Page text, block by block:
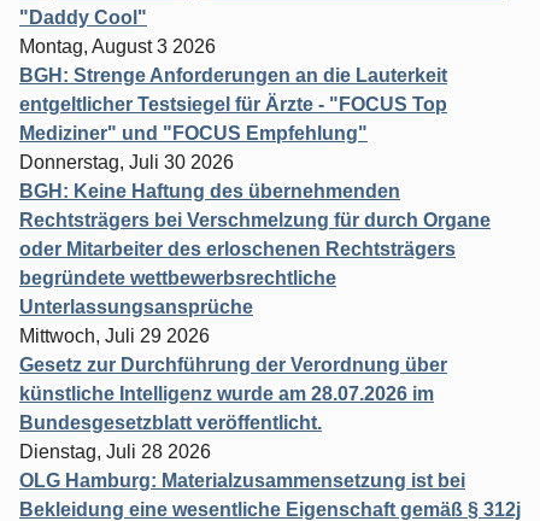
"Daddy Cool"
Montag, August 3 2026
BGH: Strenge Anforderungen an die Lauterkeit
entgeltlicher Testsiegel für Ärzte - "FOCUS Top
Mediziner" und "FOCUS Empfehlung"
Donnerstag, Juli 30 2026
BGH: Keine Haftung des übernehmenden
Rechtsträgers bei Verschmelzung für durch Organe
oder Mitarbeiter des erloschenen Rechtsträgers
begründete wettbewerbsrechtliche
Unterlassungsansprüche
Mittwoch, Juli 29 2026
Gesetz zur Durchführung der Verordnung über
künstliche Intelligenz wurde am 28.07.2026 im
Bundesgesetzblatt veröffentlicht.
Dienstag, Juli 28 2026
OLG Hamburg: Materialzusammensetzung ist bei
Bekleidung eine wesentliche Eigenschaft gemäß § 312j